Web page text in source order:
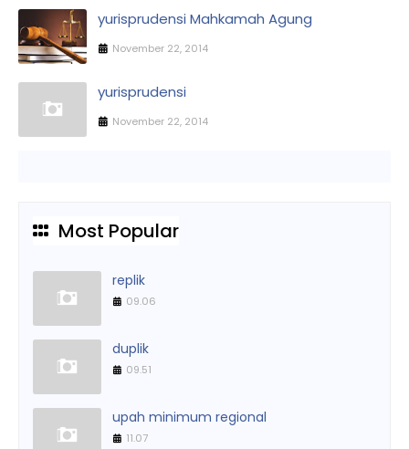
yurisprudensi Mahkamah Agung
November 22, 2014
yurisprudensi
November 22, 2014
Most Popular
replik
09.06
duplik
09.51
upah minimum regional
11.07